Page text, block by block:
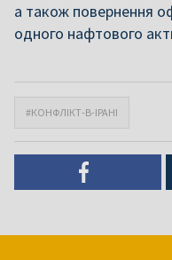
а також повернення
одного нафтового
#КОНФЛІКТ-В-ІРАНІ